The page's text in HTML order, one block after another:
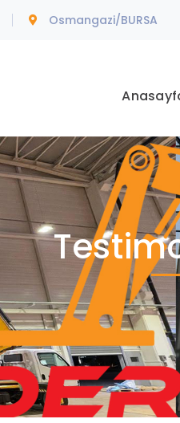
Osmangazi/BURSA